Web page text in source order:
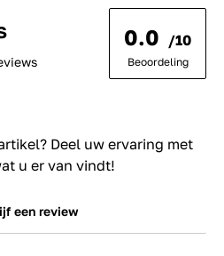
0.0 /10
Beoordeling
Deel uw ervaring met
u er van vindt!
een review